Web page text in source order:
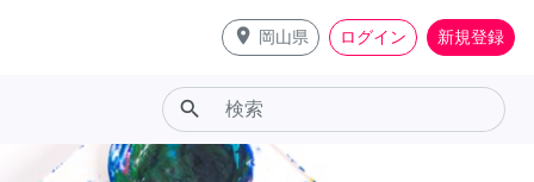
place 岡山県 ログイン 新規登録
search